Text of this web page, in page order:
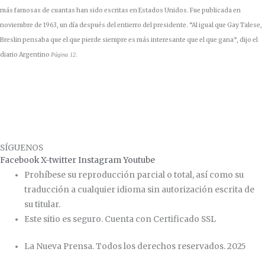
más famosas de cuantas han sido escritas en Estados Unidos. Fue publicada en
noviembre de 1963, un día después del entierro del presidente. “Al igual que Gay Talese,
Breslin pensaba que el que pierde siempre es más interesante que el que gana”, dijo el
diario Argentino Página 12.
SÍGUENOS
FacebookX-twitterInstagramYoutube
Prohíbese su reproducción parcial o total, así como su
traducción a cualquier idioma sin autorización escrita de
su titular.
Este sitio es seguro. Cuenta con Certificado SSL
La Nueva Prensa. Todos los derechos reservados. 2025